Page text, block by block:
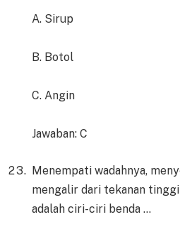
A. Sirup
B. Botol
C. Angin
Jawaban: C
Menempati wadahnya,
mengalir dari tekanan
adalah ciri-ciri benda …